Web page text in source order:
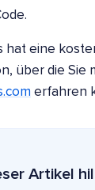
hat eine
über die Sie
erfahren
Artikel